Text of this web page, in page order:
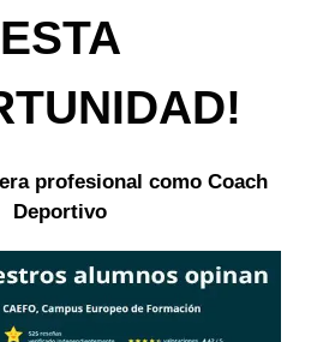
ESTA
profesional como Coach
Deportivo